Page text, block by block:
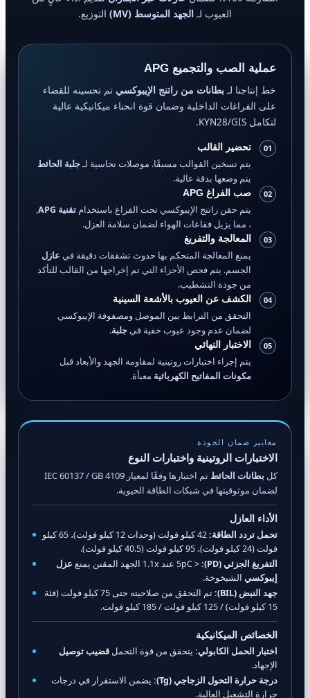
العيوب لـالجهد المتوسط (MV) التوزيع.
عملية الصب والتجميع APG
خط إنتاجنا لـبطانات من راتنج الإيبوكسي تم تحسينه للقضاء
على الفراغات الداخلية وضمان قوة انحناء ميكانيكية عالية
لتكامل KYN28/GIS.
01 تحضير القالب
يتم تسخين القوالب مسبقًا. موصلات نحاسية لـجلبة الحائط
يتم وضعها بدقة عالية.
02 صب الفراغ APG
يتم حقن راتنج الإيبوكسي تحت الفراغ باستخدام تقنية APG
,
، مما يزيل فقاعات الهواء لضمان سلامة العزل.
03 المعالجة والتفريغ
يمنع المعالجة المتحكم بها حدوث تشققات دقيقة في عازل
الجسم. يتم فحص الأجزاء التي تم إخراجها من القالب للتأكد
من جودة التشطيب.
04 الكشف عن العيوب بالأشعة السينية
التحقق من الترابط بين الموصل ومصفوفة الإيبوكسي
لضمان عدم وجود عيوب خفية في جلبة.
05 الاختبار النهائي
يتم إجراء اختبارات روتينية لمقاومة الجهد والأبعاد قبل
مكونات المفاتيح الكهربائية معبأة.
معايير ضمان الجودة
الاختبارات الروتينية واختبارات النوع
كل بطانات الحائط
تم اختبارها وفقًا لمعيار IEC 60137 / GB 4109
لضمان موثوقيتها في شبكات الطاقة الحيوية.
الأداء العازل
تحمل تردد الطاقة:
42 كيلو فولت (وحدات 12 كيلو فولت)، 65 كيلو
فولت (24 كيلو فولت)، 95 كيلو فولت (40.5 كيلو فولت).
التفريغ الجزئي (PD):
< 5pC عند 1.1x الجهد المقنن يمنع
عزل
إيبوكسي الشيخوخة.
جهد النبض (BIL):
تم التحقق من صلاحيته حتى 75 كيلو فولت (فئة
15 كيلو فولت) / 125 كيلو فولت / 185 كيلو فولت.
الخصائص الميكانيكية
اختبار الحمل الكابولي: يتحقق من قوة التحمل قضيب توصيل
الإجهاد.
درجة حرارة التحول الزجاجي (Tg):
يضمن الاستقرار في درجات
حرارة التشغيل العالية.